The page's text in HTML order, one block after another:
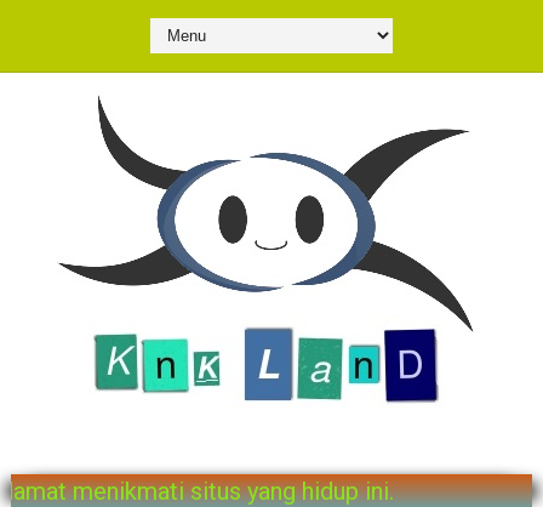
penulis-penulis kami. Selamat menikmati situs